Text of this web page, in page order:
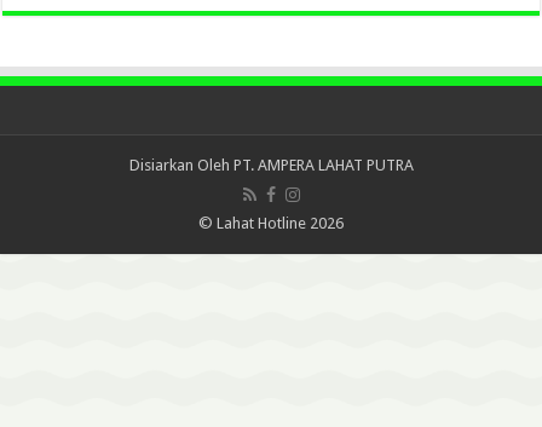
Disiarkan Oleh PT. AMPERA LAHAT PUTRA
© Lahat Hotline 2026